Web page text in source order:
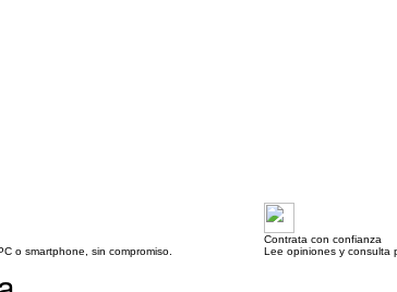
o smartphone, sin compromiso.
Contrata con confianza
Lee opiniones y consulta